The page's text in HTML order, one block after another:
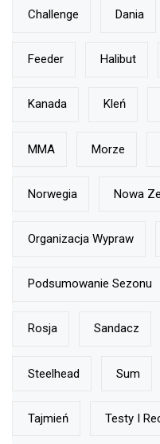
Challenge Dania
Feeder Halibut
Kanada Kleń
MMA Morze
Norwegia Nowa
Organizacja Wypraw
Podsumowanie Sezonu
Rosja Sandacz
Steelhead Sum
Tajmień Testy I